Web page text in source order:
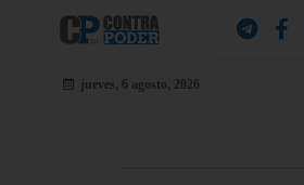
jueves, 6 agosto, 2026